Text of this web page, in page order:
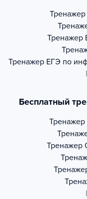
Тренажер
Тренажер
Тренажер ЕГЭ по
Бесплатный
Тренажер
Тренажер